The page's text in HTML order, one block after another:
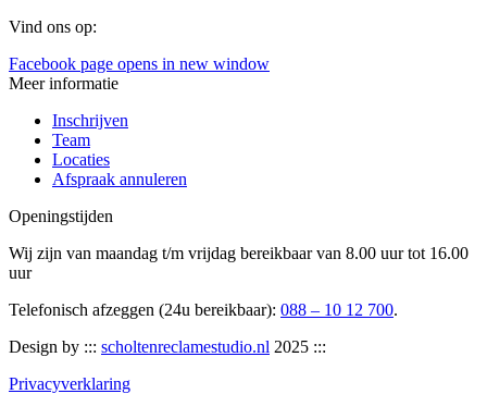
Vind ons op:
Facebook page opens in new window
Meer informatie
Inschrijven
Team
Locaties
Afspraak annuleren
Openingstijden
Wij zijn van maandag t/m vrijdag bereikbaar van 8.00 uur tot 16.00
uur
Telefonisch afzeggen (24u bereikbaar): 088 – 10 12 700.
Design by ::: scholtenreclamestudio.nl 2025 :::
Privacyverklaring